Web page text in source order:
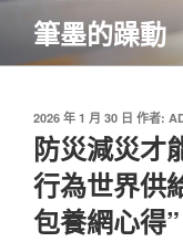
主
筆墨的躁動
發
佈
於
2026 年 1 月 30 日 作者:
防災減災才
行為世界供
包養網心得”